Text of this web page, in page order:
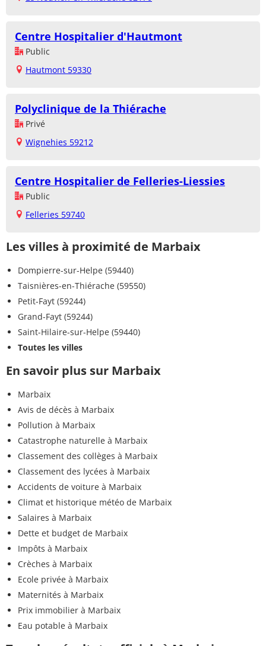
Centre Hospitalier d'Hautmont
Public
Hautmont 59330
Polyclinique de la Thiérache
Privé
Wignehies 59212
Centre Hospitalier de Felleries-Liessies
Public
Felleries 59740
Les villes à proximité de Marbaix
Dompierre-sur-Helpe (59440)
Taisnières-en-Thiérache (59550)
Petit-Fayt (59244)
Grand-Fayt (59244)
Saint-Hilaire-sur-Helpe (59440)
Toutes les villes
En savoir plus sur Marbaix
Marbaix
Avis de décès à Marbaix
Pollution à Marbaix
Catastrophe naturelle à Marbaix
Classement des collèges à Marbaix
Classement des lycées à Marbaix
Accidents de voiture à Marbaix
Climat et historique météo de Marbaix
Salaires à Marbaix
Dette et budget de Marbaix
Impôts à Marbaix
Crèches à Marbaix
Ecole privée à Marbaix
Maternités à Marbaix
Prix immobilier à Marbaix
Eau potable à Marbaix